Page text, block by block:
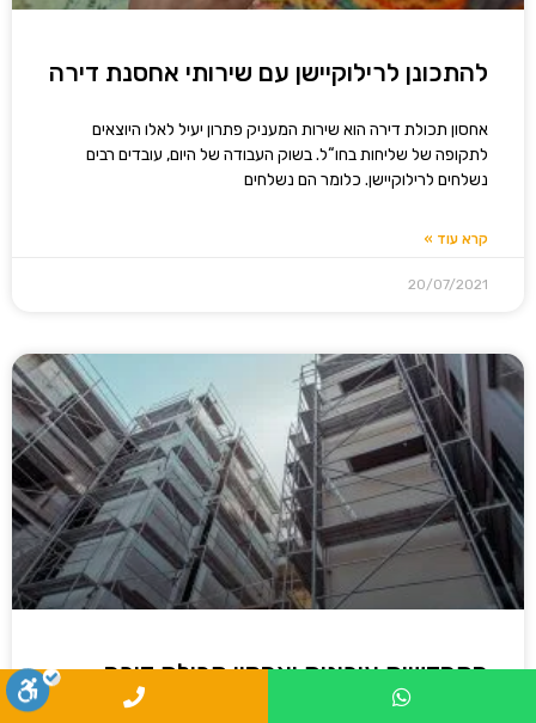
להתכונן לרילוקיישן עם שירותי אחסנת דירה
אחסון תכולת דירה הוא שירות המעניק פתרון יעיל לאלו היוצאים
לתקופה של שליחות בחו“ל. בשוק העבודה של היום, עובדים רבים
נשלחים לרילוקיישן. כלומר הם נשלחים
קרא עוד »
20/07/2021
התחדשות עירונית ואחסון תכולת דירה